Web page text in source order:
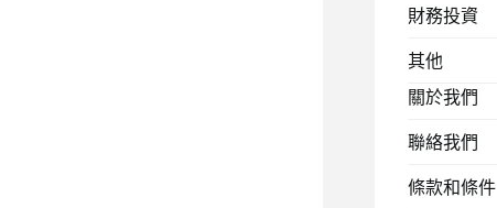
財務投資
其他
關於我們
聯絡我們
條款和條件